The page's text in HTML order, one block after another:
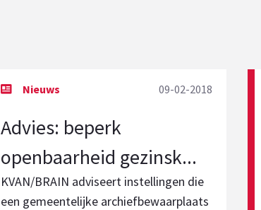
09-02-2018
Advies: beperk
openbaarheid gezinsk...
KVAN/BRAIN adviseert instellingen die
een gemeentelijke archiefbewaarplaats